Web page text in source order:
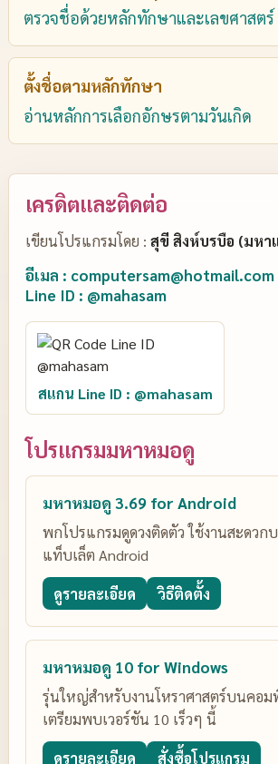
ตรวจชื่อด้วยหลักทักษาและเลขศาสตร์
ตั้งชื่อตามหลักทักษา
อ่านหลักการเลือกอักษรตามวันเกิด
เครดิตและติดต่อ
เขียนโปรแกรมโดย : สุขี สิงห์บรบือ (มหา
อีเมล : computersam@hotmail.com
Line ID : @mahasam
สแกน Line ID : @mahasam
โปรแกรมมหาหมอดู
มหาหมอดู 3.69 for Android
พกโปรแกรมดูดวงติดตัว ใช้งานสะดวก
แท็บเล็ต Android
ดูรายละเอียด วิธีติดตั้ง
มหาหมอดู 10 for Windows
รุ่นใหญ่สำหรับงานโหราศาสตร์บนคอม
เตรียมพบเวอร์ชัน 10 เร็วๆ นี้
ดูรายละเอียด สั่งซื้อโปรแกรม